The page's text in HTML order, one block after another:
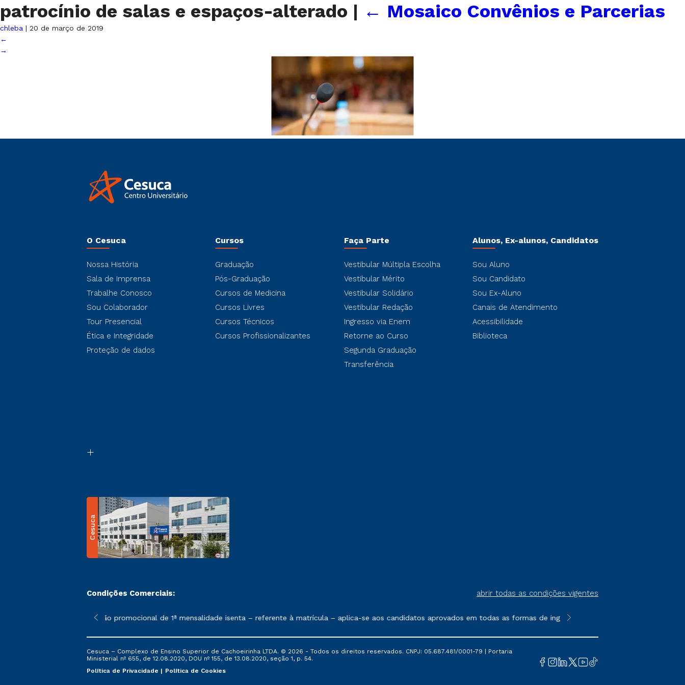
patrocínio de salas e espaços-alterado | ← Mosaico Convênios e Parcerias
chleba | 20 de março de 2019
←
→
O Cesuca
Nossa História
Sala de Imprensa
Trabalhe Conosco
Sou Colaborador
Tour Presencial
Ética e Integridade
Proteção de dados
Cursos
Graduação
Pós-Graduação
Cursos de Medicina
Cursos Livres
Cursos Técnicos
Cursos Profissionalizantes
Faça Parte
Vestibular Múltipla Escolha
Vestibular Mérito
Vestibular Solidário
Vestibular Redação
Ingresso via Enem
Retorne ao Curso
Segunda Graduação
Transferência
Alunos, Ex-alunos, Candidatos
Sou Aluno
Sou Candidato
Sou Ex-Aluno
Canais de Atendimento
Acessibilidade
Biblioteca
Cesuca
Condições Comerciais: abrir todas as condições vigentes
sofrer alterações nos períodos de rematrícula conforme exposto no contrato de prestação de serviços
*A condição promocional de 1ª mensalidade isenta – referente à matrícula – aplica-se aos candidatos aprovados em todas as formas de ingresso, exceto na prova on-line
**Semipresencial é um formato do
Cesuca – Complexo de Ensino Superior de Cachoeirinha LTDA. © 2026 - Todos os direitos reservados. CNPJ: 05.687.481/0001-79 | Portaria
Ministerial nº 655, de 12.08.2020, DOU nº 155, de 13.08.2020, seção 1, p. 54.
Política de Privacidade
Política de Cookies